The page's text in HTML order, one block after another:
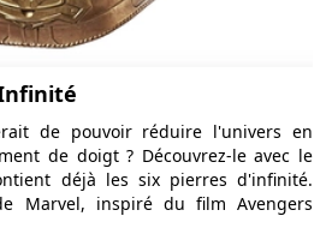
de pouvoir réduire l'univers en
de doigt ? Découvrez-le avec le
déjà les six pierres d'infinité.
Marvel, inspiré du film Avengers